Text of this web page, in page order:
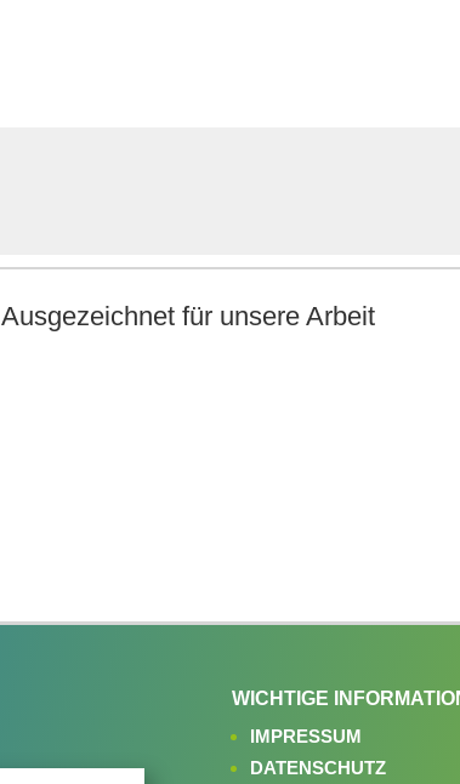
Ausgezeichnet für unsere Arbeit
WICHTIGE
IMPRESSUM
DATENSCHUTZ